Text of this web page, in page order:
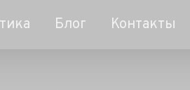
Блог Контакты